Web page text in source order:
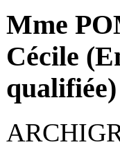
Mme
Cécile
qualifiée)